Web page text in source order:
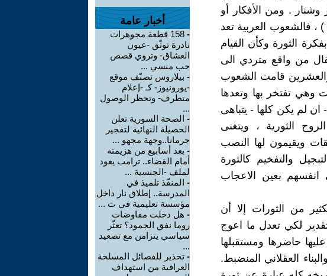
وشنار . ومن الأفكار أو
) ، فالشعوب العربية تعد
الثورة وكأن القيام
من واقع متردي الى
قامت الشعوب
وهي تفتخر بها وتعدها
لم يكن كلها - يتباهى
الثورية ، ويتغنى
ويقيمون لها النصب
والتفخيم كالثورة
انفسهم بعين الاعجاب
من الثورات إلا أن
لكي تعدل ما اعوج
حاضرها ومستقبلها
العقلاني المنضبط.
أخبار عامة
-
158 قطعة مجوهرات
نادرة توثّق -عيون
العشاق- وتروي قصص
حب منسي ...
- بيلاروس تصنّف موقع
-يورونيوز- كـ -إعلام
متطرف- وتحظر الوصول
...
- الصحة السورية تعلن
الحصيلة النهائية لتفجير
جرمانا..وجهة مجهو ...
- بعد أسابيع من هزيمته
أمام القضاء.. ترامب يعود
لملف -الجنسية ...
- المنفّذ تلميذ في
المدرسة.. إطلاق نار داخل
مؤسسة تعليمية في ت ...
- هل دخلت مفاوضات
روما نفق الجمود؟ تعثّر
سياسي يتزامن مع تصعيد
...
- تحذير للفصائل المسلحة
العراقية من استهداف